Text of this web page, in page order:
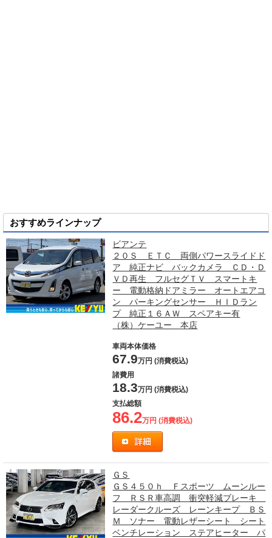
おすすめラインナップ
ビアンテ
２０Ｓ ＥＴＣ 両側パワースライドド
ア 純正ナビ バックカメラ ＣＤ・Ｄ
ＶＤ再生 フルセグＴＶ スマートキ
ー 電動格納ドアミラー オートエアコ
ン パーキングセンサー ＨＩＤラン
プ 純正１６ＡＷ スペアキー有
（株）ケーユー 本店
車両本体価格
67.9万円 (消費税込)
諸費用
18.3万円 (消費税込)
支払総額
86.2万円 (消費税込)
ＧＳ
ＧＳ４５０ｈ Ｆスポーツ ムーンルー
フ ＲＳＲ車高調 衝突軽減ブレーキ
レーダークルーズ レーンキープ ＢＳ
Ｍ ソナー 電動レザーシート シート
ベンチレーション ステアヒーター パ